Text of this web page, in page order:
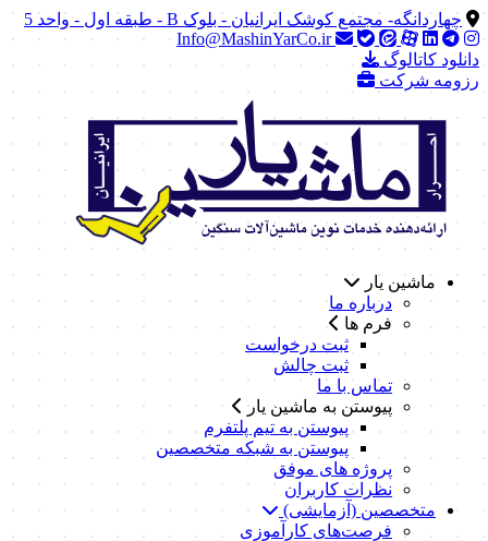
چهاردانگه- مجتمع کوشک ایرانیان - بلوک B - طبقه اول - واحد 5
Info@MashinYarCo.ir
دانلود کاتالوگ
رزومه شرکت
ماشین یار
درباره ما
فرم ها
ثبت درخواست
ثبت چالش
تماس با ما
پیوستن به ماشین یار
پیوستن به تیم پلتفرم
پیوستن به شبکه متخصصین
پروژه های موفق
نظرات کاربران
متخصصین (آزمایشی)
فرصت‌های کارآموزی